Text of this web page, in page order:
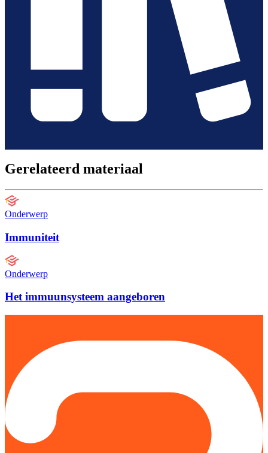
Gerelateerd materiaal
Onderwerp
Immuniteit
Onderwerp
Het immuunsysteem aangeboren